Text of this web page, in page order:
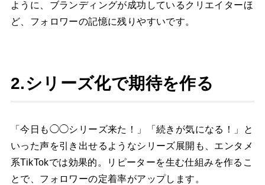
ように、ブランディングが成功しているクリエイターほ
ど、フォロワーの記憶に残りやすいです。
2.シリーズ化で期待を作る
「今日も◯◯シリーズ来た！」「続きが気になる！」と
いった声を引き出せるようなシリーズ展開も、エンタメ
系TikTokでは効果的。リピーターを生む仕組みを作るこ
とで、フォロワーの定着率がアップします。